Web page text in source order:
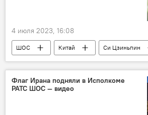
4 июля 2023, 16:08
ШОС Китай Си Цзиньпин
Флаг Ирана подняли в Исполкоме
РАТС ШОС — видео